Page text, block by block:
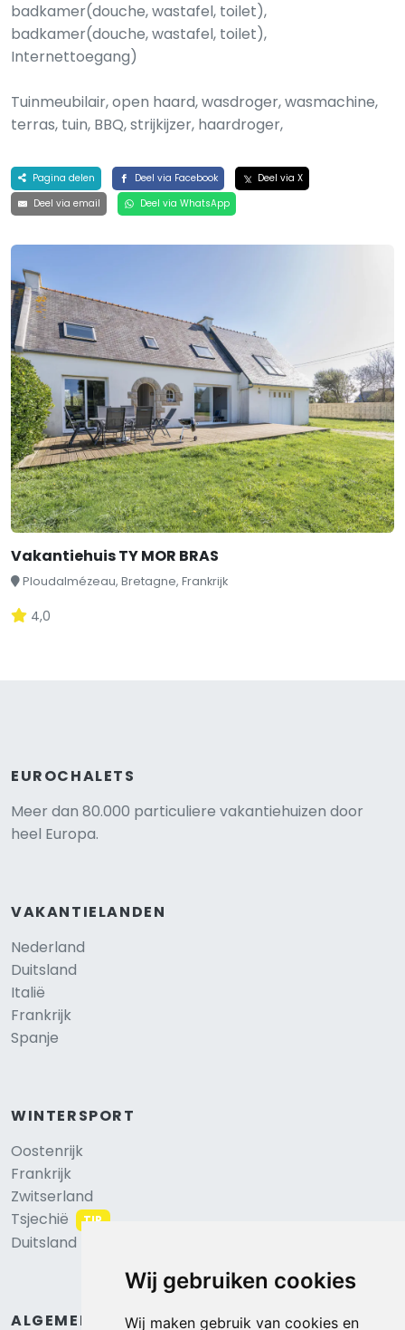
Wij gebruiken cookies
Wij maken gebruik van cookies en
badkamer(douche, wastafel, toilet),
badkamer(douche, wastafel, toilet),
Internettoegang)
Tuinmeubilair, open haard, wasdroger, wasmachine,
terras, tuin, BBQ, strijkijzer, haardroger,
Pagina delen Deel via Facebook
Deel via X
Deel via email
Deel via WhatsApp
Vakantiehuis TY MOR BRAS
Ploudalmézeau, Bretagne, Frankrijk
4,0
EUROCHALETS
Meer dan 80.000 particuliere vakantiehuizen door
heel Europa.
VAKANTIELANDEN
Nederland
Duitsland
Italië
Frankrijk
Spanje
WINTERSPORT
Oostenrijk
Frankrijk
Zwitserland
Tsjechië
TIP
Duitsland
ALGEMEEN